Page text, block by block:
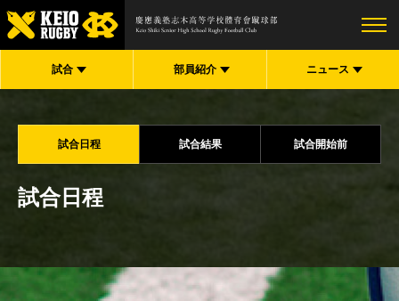
試合 部員紹介 ニュース
試合日程 試合結果 試合開始前
試合日程